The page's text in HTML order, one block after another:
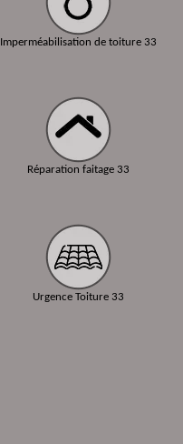
Imperméabilisation de toiture 33
Réparation faitage 33
Urgence Toiture 33